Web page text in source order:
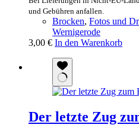
und Gebühren anfallen.
Brocken, Fotos und
Wernigerode
3,00 € In den Warenkorb
Der letzte Zug